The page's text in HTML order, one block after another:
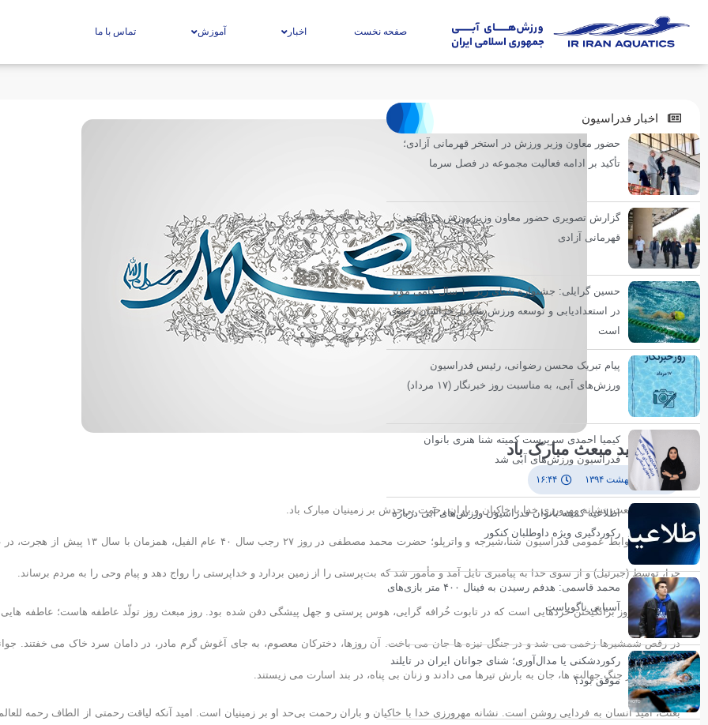
صفحه نخست اخبار آموزش تماس با ما
عید سعید مبعث مبارک باد
۲۵ اردیبهشت ۱۳۹۴ ۱۶:۴۴
عید سعید مبعث، نشانه مهرورزی خدا با خاکیان و باران رحمت بی‌‌حدش بر زمینیان مبارک باد.
به گزارش روابط عمومی فدراسیون شنا،شیرجه و واترپلو؛ حضرت محمد مصطفی در روز ۲۷ رجب سال ۴۰ عام الفیل، همزمان با سال
حرا، توسط (جبرئیل) و از سوی خدا به پیامبری نایل آمد و مأمور شد که بت‌پرستی را از زمین بردارد و خداپرستی را رواج دهد و پیام وحی را به مردم برساند.
روز مبعث، روز برانگیختن خردهایی است که در تابوت خُرافه گرایی، هوس پرستی و جهل پیشگی دفن شده بود. روز مبعث روز تولّد عاطفه هاست؛ عاطفه
در رقص شمشیرها زخمی می شد و در جنگل نیزه ها جان می باخت. آن روزها، دخترکان معصوم، به جای آغوش گرم مادر، در دامان سرد خاک می خفتند.
بلندقامت، در جنگ جهالت ها، جان به بارش تیرها می دادند و زنان بی پناه، در بند اسارت می زیستند.
بعثت، امید انسان به فردایی روشن است. نشانه مهرورزی خدا با خاکیان و باران رحمت بی‌‌حد او بر زمینیان است. امید آنکه لیاقت رحمتی از الطاف رحمه
اخبار فدراسیون
حضور معاون وزیر ورزش در استخر قهرمانی آزادی؛
تأکید بر ادامه فعالیت مجموعه در فصل سرما
گزارش تصویری حضور معاون وزیر ورزش در استخر
قهرمانی آزادی
حسین گرایلی: جشنواره شنای زیر ۱۰ سال گامی مؤثر
در استعدادیابی و توسعه ورزش شنا در خراسان رضوی
است
پیام تبریک محسن رضوانی، رئیس فدراسیون
ورزش‌های آبی، به مناسبت روز خبرنگار (۱۷ مرداد)
کیمیا احمدی سرپرست کمیته شنا هنری بانوان
فدراسیون ورزش‌های آبی شد
اطلاعیه کمیته بانوان فدراسیون ورزش‌های آبی درباره
رکوردگیری ویژه داوطلبان کنکور
محمد قاسمی: هدفم رسیدن به فینال ۴۰۰ متر بازی‌های
آسیایی ناگویاست
رکوردشکنی یا مدال‌آوری؛ شنای جوانان ایران در تایلند
موفق بود؟